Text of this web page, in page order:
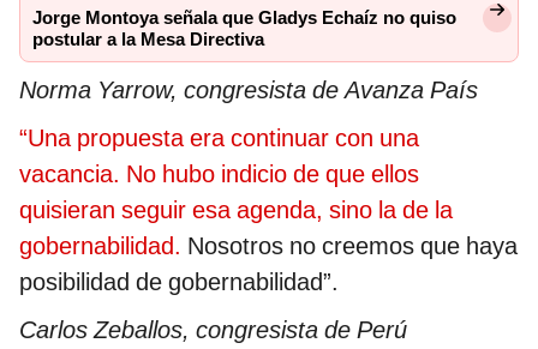
Jorge Montoya señala que Gladys Echaíz no quiso
postular a la Mesa Directiva
Norma Yarrow, congresista de Avanza País
“Una propuesta era continuar con una
vacancia. No hubo indicio de que ellos
quisieran seguir esa agenda, sino la de la
gobernabilidad. Nosotros no creemos que haya
posibilidad de gobernabilidad”.
Carlos Zeballos, congresista de Perú